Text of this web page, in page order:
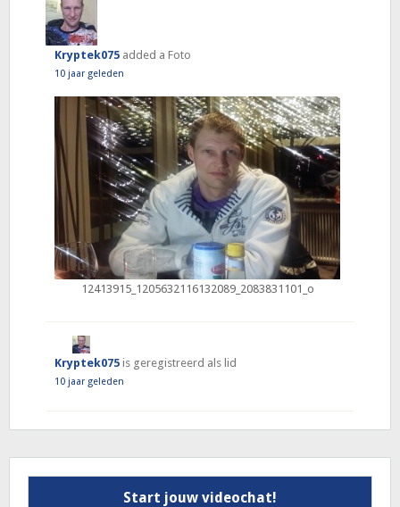
Kryptek075 added a Foto
10 jaar geleden
12413915_1205632116132089_2083831101_o
Kryptek075 is geregistreerd als lid
10 jaar geleden
Start jouw videochat!